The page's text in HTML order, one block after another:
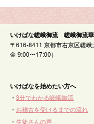
いけばな嵯峨御流 嵯峨御流
〒616-8411 京都市右京区嵯
金 9:00〜17:00）
いけばなを始めたい方へ
・ 3分でわかる嵯峨御流
・ お稽古を受けるまでの流れ
・ 生徒さんの声